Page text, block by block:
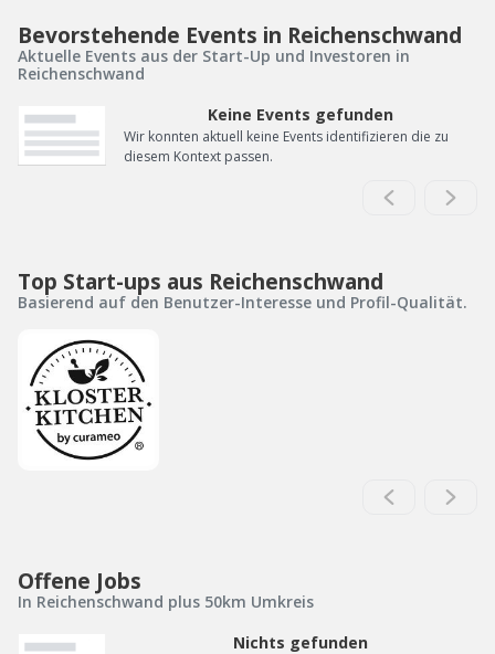
Bevorstehende Events in Reichenschwand
Aktuelle Events aus der Start-Up und Investoren in
Reichenschwand
Keine Events gefunden
Wir konnten aktuell keine Events identifizieren die zu
diesem Kontext passen.
Top Start-ups aus Reichenschwand
Basierend auf den Benutzer-Interesse und Profil-Qualität.
Offene Jobs
In Reichenschwand plus 50km Umkreis
Nichts gefunden